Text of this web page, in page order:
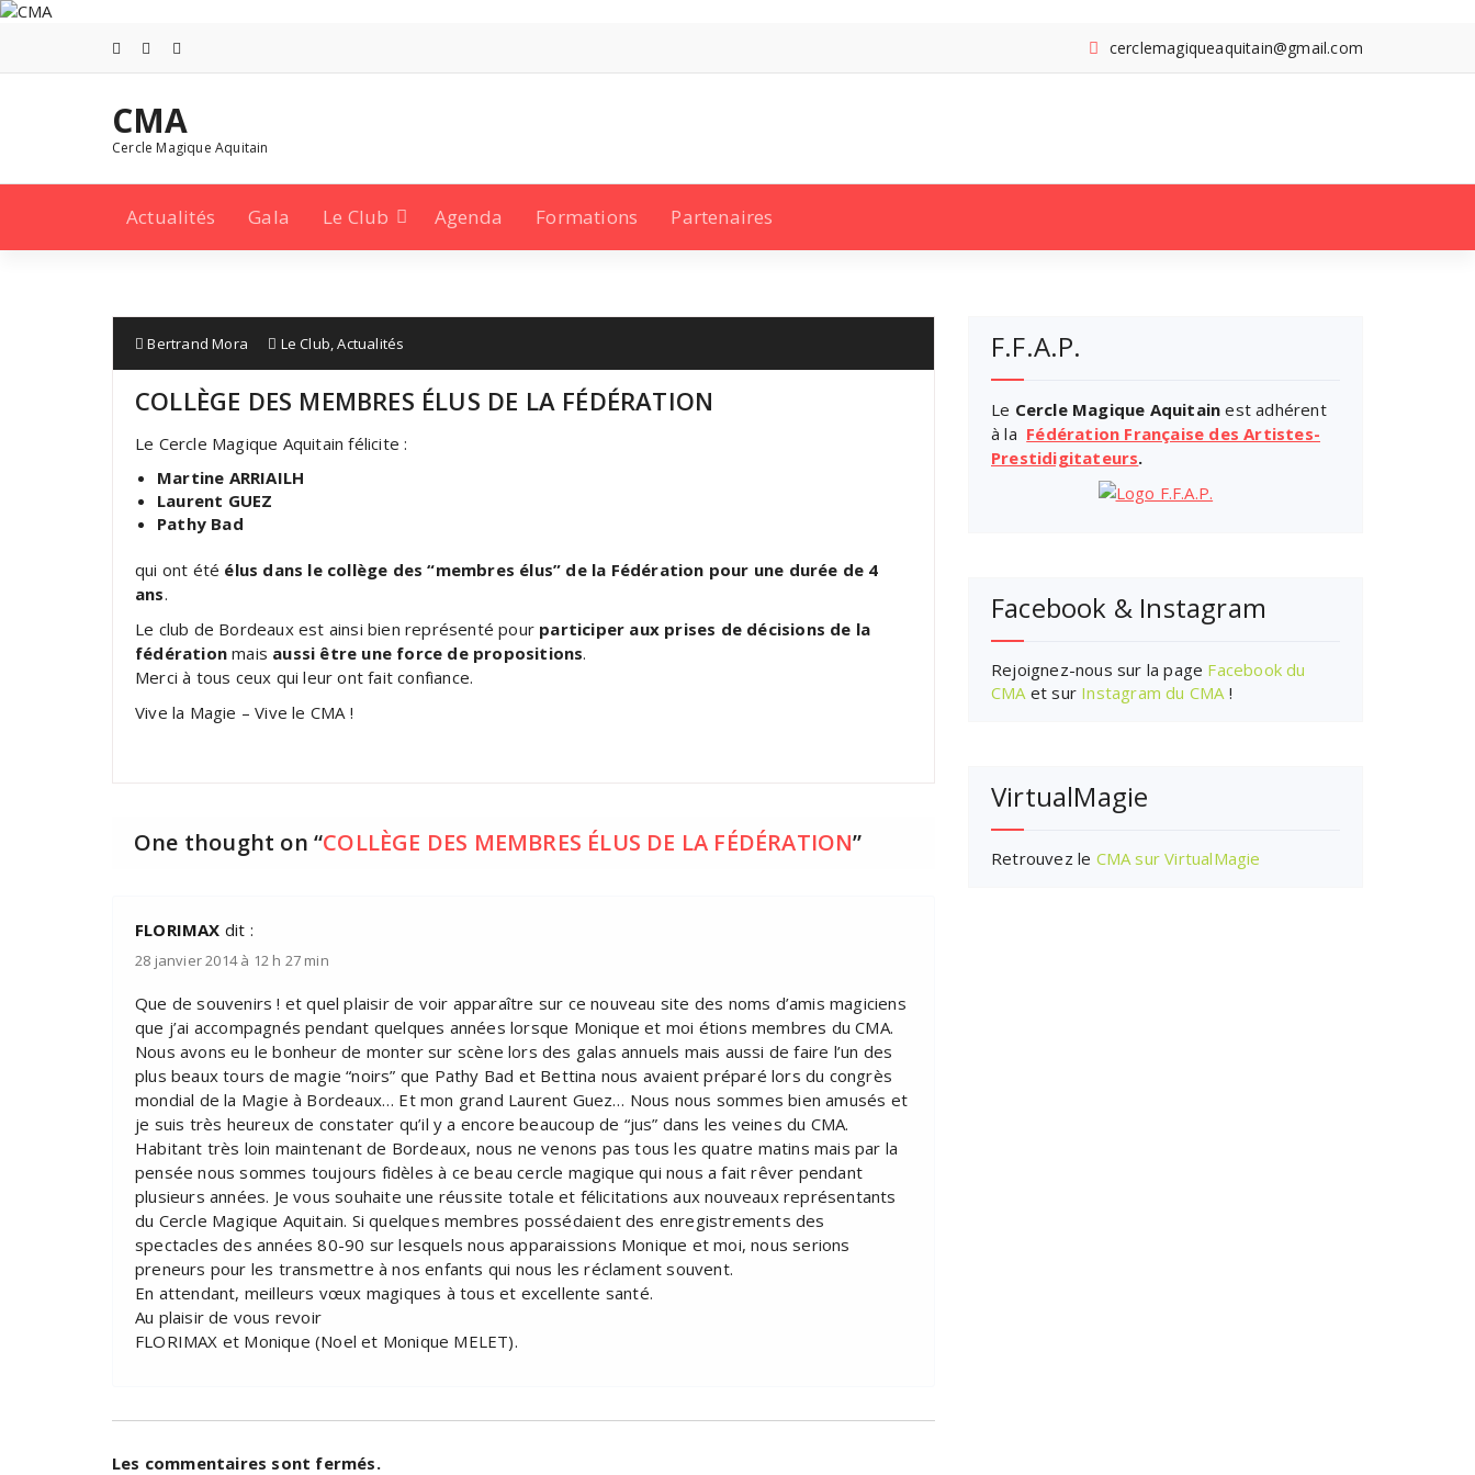
Aller
cerclemagiqueaquitain@gmail.com
CMA
Cercle Magique Aquitain
Actualités Gala Le Club Agenda Formations Partenaires
for:
Bertrand Mora Le Club,Actualités
COLLÈGE DES MEMBRES ÉLUS DE LA FÉDÉRATION
Le Cercle Magique Aquitain félicite :
Martine ARRIAILH
Laurent GUEZ
Pathy Bad
qui ont été élus dans le collège des “membres élus” de la Fédération pour une durée de 4
ans.
Le club de Bordeaux est ainsi bien représenté pour participer aux prises de décisions de la
fédération mais aussi être une force de propositions.
Merci à tous ceux qui leur ont fait confiance.
Vive la Magie – Vive le CMA !
One thought on “COLLÈGE DES MEMBRES ÉLUS DE LA FÉDÉRATION”
FLORIMAX dit :
28 janvier 2014 à 12 h 27 min
Que de souvenirs ! et quel plaisir de voir apparaître sur ce nouveau site des noms d’amis magiciens
que j’ai accompagnés pendant quelques années lorsque Monique et moi étions membres du CMA.
Nous avons eu le bonheur de monter sur scène lors des galas annuels mais aussi de faire l’un des
plus beaux tours de magie “noirs” que Pathy Bad et Bettina nous avaient préparé lors du congrès
mondial de la Magie à Bordeaux… Et mon grand Laurent Guez… Nous nous sommes bien amusés et
je suis très heureux de constater qu’il y a encore beaucoup de “jus” dans les veines du CMA.
Habitant très loin maintenant de Bordeaux, nous ne venons pas tous les quatre matins mais par la
pensée nous sommes toujours fidèles à ce beau cercle magique qui nous a fait rêver pendant
plusieurs années. Je vous souhaite une réussite totale et félicitations aux nouveaux représentants
du Cercle Magique Aquitain. Si quelques membres possédaient des enregistrements des
spectacles des années 80-90 sur lesquels nous apparaissions Monique et moi, nous serions
preneurs pour les transmettre à nos enfants qui nous les réclament souvent.
En attendant, meilleurs vœux magiques à tous et excellente santé.
Au plaisir de vous revoir
FLORIMAX et Monique (Noel et Monique MELET).
Les commentaires sont fermés.
F.F.A.P.
Le Cercle Magique Aquitain est adhérent
à la Fédération Française des Artistes-
Prestidigitateurs.
Facebook & Instagram
Rejoignez-nous sur la page Facebook du
CMAet sur Instagram du CMA!
VirtualMagie
Retrouvez le CMA sur VirtualMagie